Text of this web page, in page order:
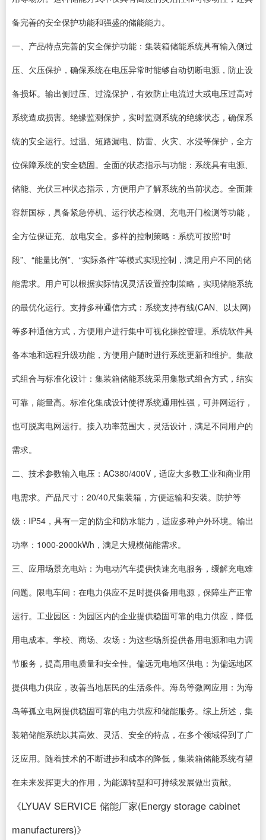
备完善的安全保护功能和强盛的储能能力。
一、产品特点完善的安全保护功能：集装箱储能系统具有输入侧过
压、欠压保护，确保系统在电压异常时能够自动切断电源，防止设
备损坏。输出侧过压、过流保护，有效防止电流过大或电压过高对
系统造成损害。绝缘监测保护，实时监测系统的绝缘状态，确保系
统的安全运行。过温、短路漏电、防雷、火灾、水浸等保护，全方
位保障系统的安全稳固。全面的状态指示与功能：系统具有电源、
储能、光伏三种状态指示，方便用户了解系统的当前状态。全面兼
容新国标，具备紧急停机、运行状态检测、充电开门检测等功能，
全方位保证充、放电安全。多样的控制策略：系统可按照“时
段”、“能量比例”、“实际条件”等模式实现控制，满足用户不同的储
能需求。用户可以根据实际情况灵活设置控制策略，实现储能系统
的最优化运行。支持多种通信方式：系统支持有线(CAN、以太网)
等多种通信方式，方便用户进行集中可视化操控管理。系统软件具
备本地和远程升级功能，方便用户随时进行系统更新和维护。集散
式组合与标准化设计：集装箱储能系统采用集散式组合方式，结实
可靠，能量高。标准化集成设计使得系统通用性强，可并网运行，
也可脱离电网运行。接入功率范围大，灵活设计，满足不同用户的
需求。
二、技术参数输入电压：AC380/400V，适应大多数工业和商业用
电需求。产品尺寸：20/40尺集装箱，方便运输和安装。防护等
级：IP54，具有一定的防尘和防水能力，适应多种户外环境。输出
功率：1000-2000kWh，满足大规模储能需求。
三、应用场景充电站：为电动汽车提供快速充电服务，缓解充电难
问题。限电车间：在电力供应不足时提供备用电源，保障生产正常
运行。工业园区：为园区内的企业提供稳固可靠的电力供应，降低
用电成本。学校、商场、农场：为这些场所提供备用电源和电力调
节服务，提高用电质量和安全性。偏远无电地区供电：为偏远地区
提供电力供应，改善当地居民的生活条件。海岛等微网应用：为海
岛等孤立电网提供稳固可靠的电力供应和储能服务。综上所述，集
装箱储能系统以其高效、灵活、安全的特点，在多个领域得到了广
泛应用。随着技术的不断进步和成本的降低，集装箱储能系统有望
在未来发挥更大的作用，为能源转型和可持续发展做出贡献。
《LYUAV SERVICE 储能厂家(Energy storage cabinet
manufacturers)》